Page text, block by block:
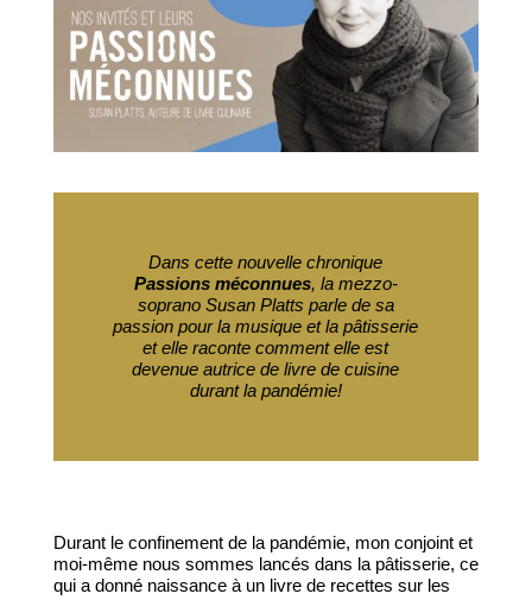
Dans cette nouvelle chronique
Passions méconnues, la mezzo-
soprano Susan Platts parle de sa
passion pour la musique et la pâtisserie
et elle raconte comment elle est
devenue autrice de livre de cuisine
durant la pandémie!
Durant le confinement de la pandémie, mon conjoint et
moi-même nous sommes lancés dans la pâtisserie, ce
qui a donné naissance à un livre de recettes sur les